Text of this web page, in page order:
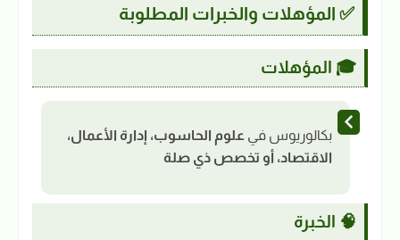
✅ المؤهلات والخبرات المطلوبة
🎓 المؤهلات
بكالوريوس في علوم الحاسوب، إدارة الأعمال،
الاقتصاد، أو تخصص ذي صلة
🧠 الخبرة